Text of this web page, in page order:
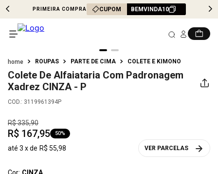
PRIMEIRA COMPRA CUPOM BEMVINDA10
ROUPAS PARTE DE CIMA COLETE E KIMONO
Colete De Alfaiataria Com Padronagem
Xadrez CINZA - P
COD.: 3119961394P
R$335,90
R$ 167,95 50%
até 3 x de R$ 55,98 VER PARCELAS